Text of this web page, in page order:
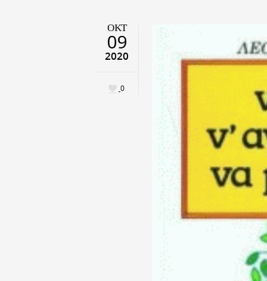
ΟΚΤ
09
2020
0